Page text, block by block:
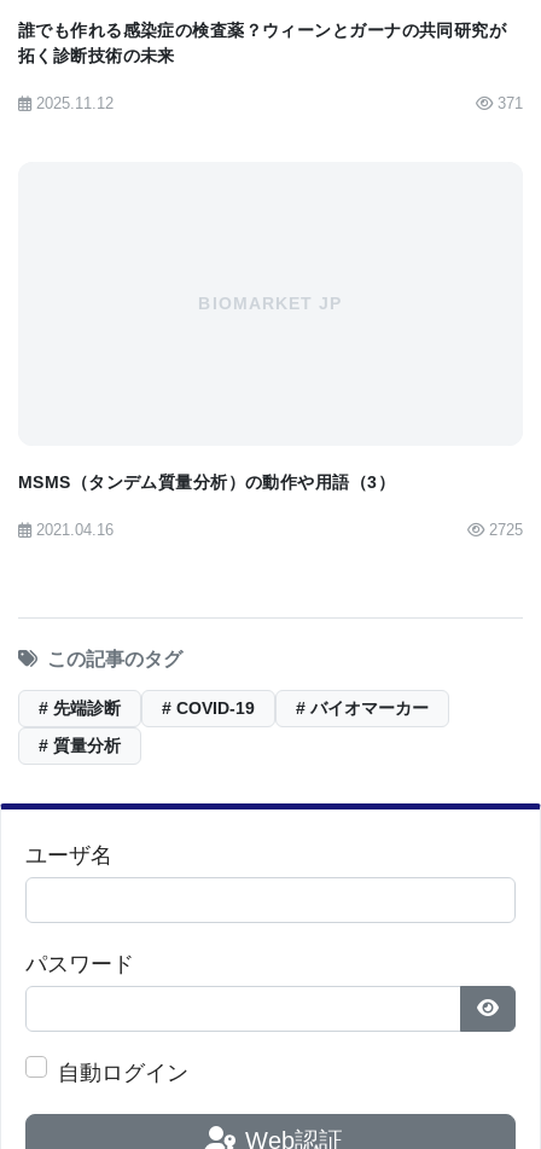
誰でも作れる感染症の検査薬？ウィーンとガーナの共同研究が
拓く診断技術の未来
2025.11.12 371
BIOMARKET JP
MSMS（タンデム質量分析）の動作や用語（3）
2021.04.16 2725
この記事のタグ
# 先端診断 # COVID-19 # バイオマーカー
# 質量分析
ユーザ名
パスワード
パス
自動ログイン
Web認証